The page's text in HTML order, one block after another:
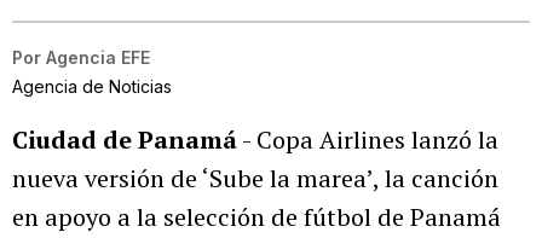
Por Agencia EFE
Agencia de Noticias
Ciudad de Panamá- Copa Airlines lanzó la
nueva versión de ‘Sube la marea’, la canción
en apoyo a la selección de fútbol de Panamá